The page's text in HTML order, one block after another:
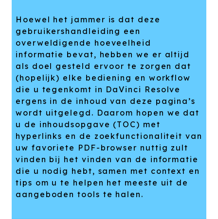
Hoewel het jammer is dat deze
gebruikershandleiding een
overweldigende hoeveelheid
informatie bevat, hebben we er altijd
als doel gesteld ervoor te zorgen dat
(hopelijk) elke bediening en workflow
die u tegenkomt in DaVinci Resolve
ergens in de inhoud van deze pagina’s
wordt uitgelegd. Daarom hopen we dat
u de inhoudsopgave (TOC) met
hyperlinks en de zoekfunctionaliteit van
uw favoriete PDF-browser nuttig zult
vinden bij het vinden van de informatie
die u nodig hebt, samen met context en
tips om u te helpen het meeste uit de
aangeboden tools te halen.